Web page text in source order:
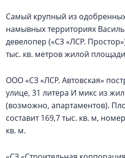
Самый крупный из
намывных территориях
девелопер («СЗ «ЛСР.
тыс. кв. метров жилой
ООО «СЗ «ЛСР. Автовская»
улице, 31 литера И микс из
(возможно, апартаментов).
составит 169,7 тыс. кв. м,
кв. м.